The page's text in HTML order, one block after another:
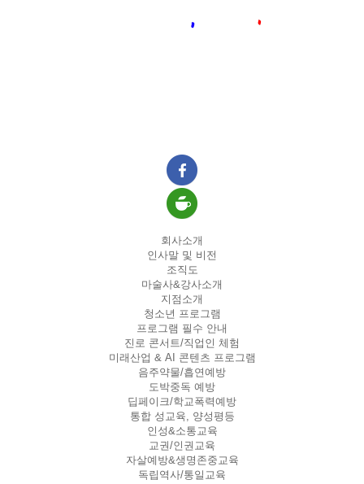
회사소개
인사말 및 비전
조직도
마술사&강사소개
지점소개
청소년 프로그램
프로그램 필수 안내
진로 콘서트/직업인 체험
미래산업 & AI 콘텐츠 프로그램
음주약물/흡연예방
도박중독 예방
딥페이크/학교폭력예방
통합 성교육, 양성평등
인성&소통교육
교권/인권교육
자살예방&생명존중교육
독립역사/통일교육